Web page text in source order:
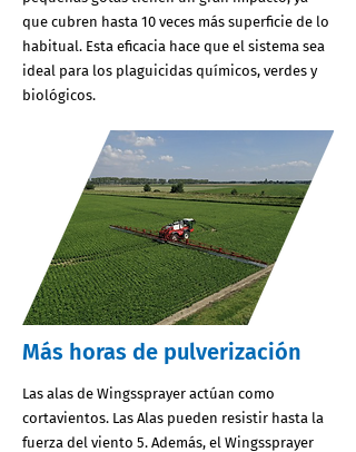
que cubren hasta 10 veces más superficie de lo
habitual. Esta eficacia hace que el sistema sea
ideal para los plaguicidas químicos, verdes y
biológicos.
Más horas de pulverización
Las alas de Wingssprayer actúan como
cortavientos. Las Alas pueden resistir hasta la
fuerza del viento 5. Además, el Wingssprayer